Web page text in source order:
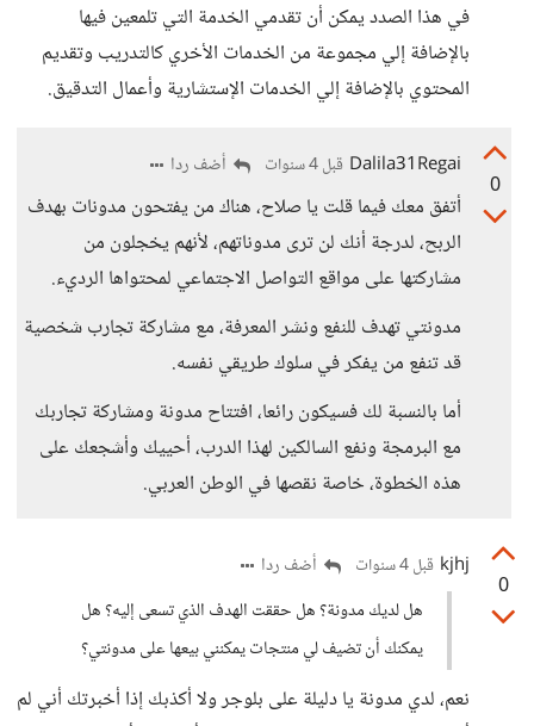
في هذا الصدد يمكن أن تقدمي الخدمة التي تلمعين فيها
بالإضافة إلي مجموعة من الخدمات الأخري كالتدريب وتقديم
المحتوي بالإضافة إلي الخدمات الإستشارية وأعمال التدقيق.
0
Dalila31Regai قبل 4 سنوات أضف ردا
أتفق معك فيما قلت يا صلاح، هناك من يفتحون مدونات بهدف
الربح، لدرجة أنك لن ترى مدوناتهم، لأنهم يخجلون من
مشاركتها على مواقع التواصل الاجتماعي لمحتواها الرديء.
مدونتي تهدف للنفع ونشر المعرفة، مع مشاركة تجارب شخصية
قد تنفع من يفكر في سلوك طريقي نفسه.
أما بالنسبة لك فسيكون رائعا، افتتاح مدونة ومشاركة تجاربك
مع البرمجة ونفع السالكين لهذا الدرب، أحييك وأشجعك على
هذه الخطوة، خاصة نقصها في الوطن العربي.
0
kjhj قبل 4 سنوات
أضف ردا
هل لديك مدونة؟ هل حققت الهدف الذي تسعى إليه؟ هل
يمكنك أن تضيف لي منتجات يمكنني بيعها على مدونتي؟
نعم، لدي مدونة يا دليلة على بلوجر ولا أكذبك إذا أخبرتك أني لم